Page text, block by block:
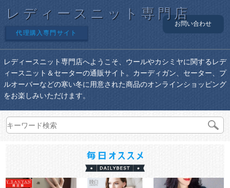
レディースニット専門店
代理購入専門サイト
お問い合わせ
レディースニット専門店へようこそ、ウールやカシミヤに関するレデ
ィースニット＆セーターの通販サイト。カーディガン、セーター、プ
ルオーバーなどの寒い冬に用意された商品のオンラインショッピング
をお楽しみいただけます。